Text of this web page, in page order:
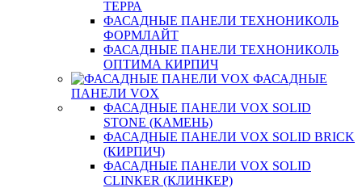
ТЕРРА
ФАСАДНЫЕ ПАНЕЛИ ТЕХНОНИКОЛЬ
ФОРМЛАЙТ
ФАСАДНЫЕ ПАНЕЛИ ТЕХНОНИКОЛЬ
ОПТИМА КИРПИЧ
ФАСАДНЫЕ
ПАНЕЛИ VOX
ФАСАДНЫЕ ПАНЕЛИ VOX SOLID
STONE (КАМЕНЬ)
ФАСАДНЫЕ ПАНЕЛИ VOX SOLID BRICK
(КИРПИЧ)
ФАСАДНЫЕ ПАНЕЛИ VOX SOLID
CLINКER (КЛИНКЕР)